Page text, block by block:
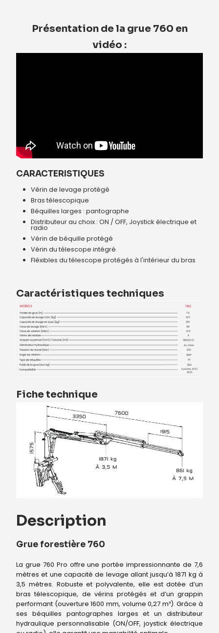
Présentation de la grue 760 en
vidéo :
CARACTERISTIQUES
Vérin de levage protégé
Bras télescopique
Béquilles larges : pantographe
Distributeur au choix : ON / OFF, Joystick électrique et
radio
Vérin de béquille protégé
Vérin du télescope intégré
Fléxibles du télescope protégés à l'intérieur du bras
Caractéristiques techniques
Fiche technique
Description
Grue forestière 760
La grue 760 Pro offre une portée impressionnante de 7,6
mètres et une capacité de levage allant jusqu’à 1871 kg à
3,5 mètres. Robuste et polyvalente, elle est dotée d’un
bras télescopique, de vérins protégés et d’un grappin
performant (ouverture 1600 mm, volume 0,27 m³). Grâce à
ses béquilles pantographes larges et un distributeur
hydraulique personnalisable (ON/OFF, joystick électrique